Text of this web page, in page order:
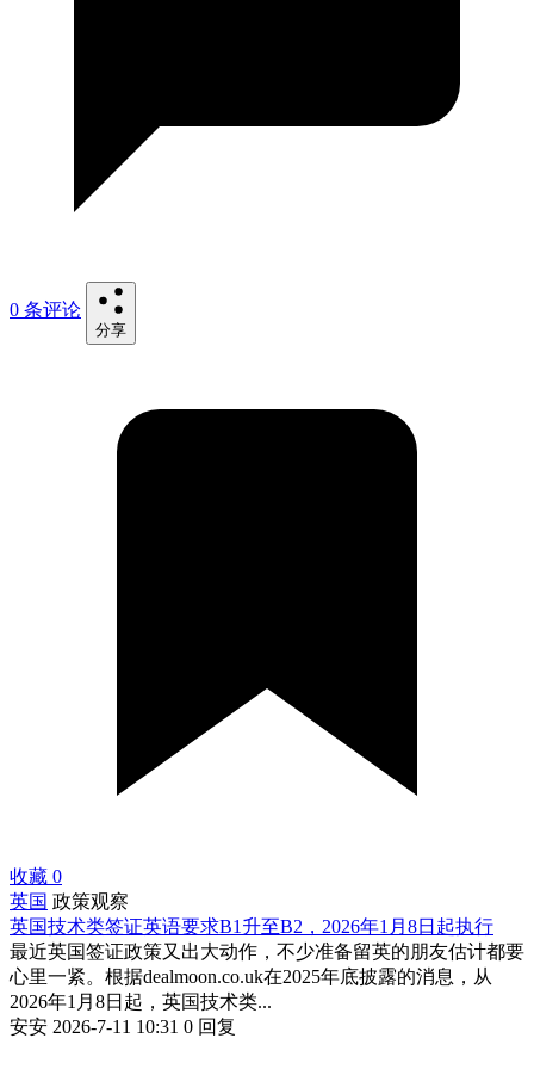
0 条评论
分享
收藏 0
英国 政策观察
英国技术类签证英语要求B1升至B2，2026年1月8日起执行
最近英国签证政策又出大动作，不少准备留英的朋友估计都要
心里一紧。根据dealmoon.co.uk在2025年底披露的消息，从
2026年1月8日起，英国技术类...
安安 2026-7-11 10:31 0 回复